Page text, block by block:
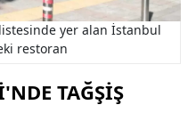
listesinde yer alan İstanbul
restoran
TAĞŞIŞ